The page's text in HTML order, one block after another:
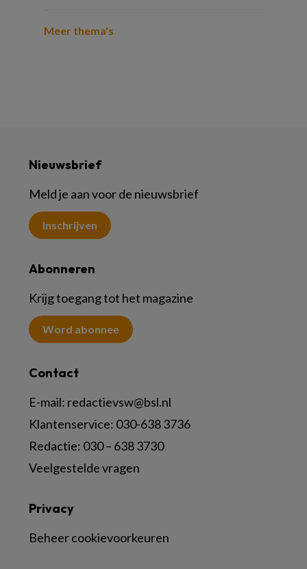
Meer thema's
Nieuwsbrief
Meld je aan voor de nieuwsbrief
Inschrijven
Abonneren
Krijg toegang tot het magazine
Word abonnee
Contact
E-mail: redactievsw@bsl.nl
Klantenservice: 030-638 3736
Redactie: 030 – 638 3730
Veelgestelde vragen
Privacy
Beheer cookievoorkeuren